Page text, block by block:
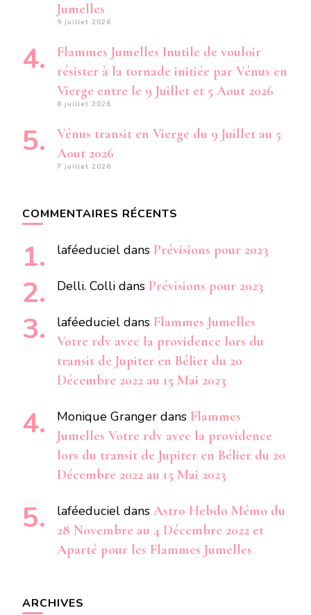
Jumelles
9 juillet 2026
Flammes Jumelles Inutile de vouloir
résister à la tornade initiée par Vénus en
Vierge entre le 9 Juillet et 5 Aout 2026
8 juillet 2026
Vénus transit en Vierge du 9 Juillet au 5
Aout 2026
7 juillet 2026
COMMENTAIRES RÉCENTS
laféeduciel dans Prévisions pour 2023
Delli. Colli dans Prévisions pour 2023
laféeduciel dans Flammes Jumelles
Votre rdv avec la providence lors du
transit de Jupiter en Bélier du 20
Décembre 2022 au 15 Mai 2023
Monique Granger dans Flammes
Jumelles Votre rdv avec la providence
lors du transit de Jupiter en Bélier du 20
Décembre 2022 au 15 Mai 2023
laféeduciel dans Astro Hebdo Mémo du
28 Novembre au 4 Décembre 2022 et
Aparté pour les Flammes Jumelles
ARCHIVES